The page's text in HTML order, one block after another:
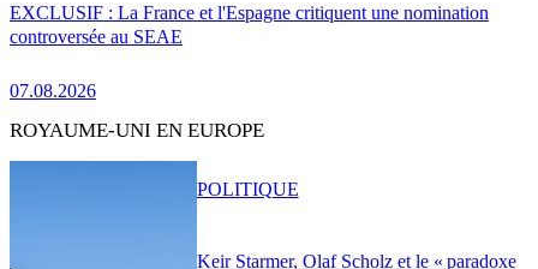
EXCLUSIF : La France et l'Espagne critiquent une nomination
controversée au SEAE
07.08.2026
ROYAUME-UNI EN EUROPE
Keir Starmer, Olaf Scholz et le « paradoxe
POLITIQUE